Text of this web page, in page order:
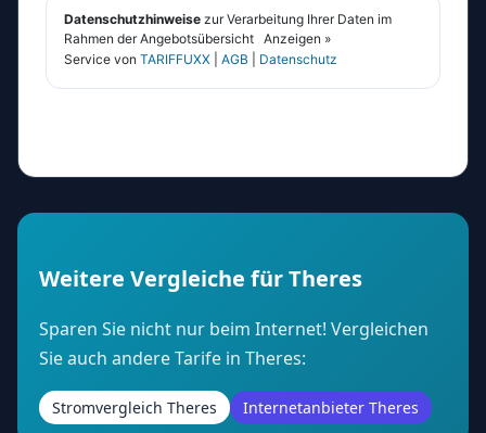
Weitere Vergleiche für Theres
Sparen Sie nicht nur beim Internet! Vergleichen
Sie auch andere Tarife in Theres:
Stromvergleich Theres Internetanbieter Theres